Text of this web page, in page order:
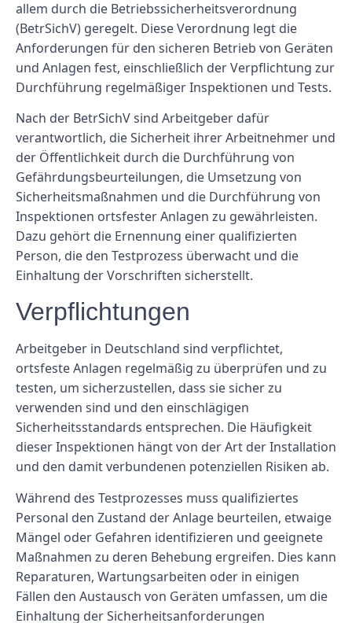
allem durch die Betriebssicherheitsverordnung
(BetrSichV) geregelt. Diese Verordnung legt die
Anforderungen für den sicheren Betrieb von Geräten
und Anlagen fest, einschließlich der Verpflichtung zur
Durchführung regelmäßiger Inspektionen und Tests.
Nach der BetrSichV sind Arbeitgeber dafür
verantwortlich, die Sicherheit ihrer Arbeitnehmer und
der Öffentlichkeit durch die Durchführung von
Gefährdungsbeurteilungen, die Umsetzung von
Sicherheitsmaßnahmen und die Durchführung von
Inspektionen ortsfester Anlagen zu gewährleisten.
Dazu gehört die Ernennung einer qualifizierten
Person, die den Testprozess überwacht und die
Einhaltung der Vorschriften sicherstellt.
Verpflichtungen
Arbeitgeber in Deutschland sind verpflichtet,
ortsfeste Anlagen regelmäßig zu überprüfen und zu
testen, um sicherzustellen, dass sie sicher zu
verwenden sind und den einschlägigen
Sicherheitsstandards entsprechen. Die Häufigkeit
dieser Inspektionen hängt von der Art der Installation
und den damit verbundenen potenziellen Risiken ab.
Während des Testprozesses muss qualifiziertes
Personal den Zustand der Anlage beurteilen, etwaige
Mängel oder Gefahren identifizieren und geeignete
Maßnahmen zu deren Behebung ergreifen. Dies kann
Reparaturen, Wartungsarbeiten oder in einigen
Fällen den Austausch von Geräten umfassen, um die
Einhaltung der Sicherheitsanforderungen